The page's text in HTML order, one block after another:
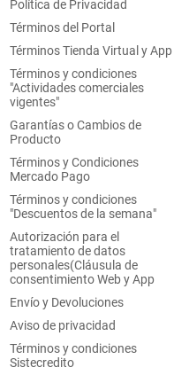
Política de Privacidad
Términos del Portal
Términos Tienda Virtual y App
Términos y condiciones
"Actividades comerciales
vigentes"
Garantías o Cambios de
Producto
Términos y Condiciones
Mercado Pago
Términos y condiciones
"Descuentos de la semana"
Autorización para el
tratamiento de datos
personales(Cláusula de
consentimiento Web y App
Envío y Devoluciones
Aviso de privacidad
Términos y condiciones
Sistecredito